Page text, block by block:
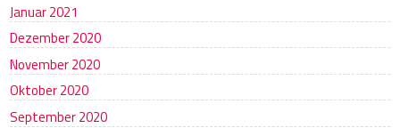
Januar 2021
Dezember 2020
November 2020
Oktober 2020
September 2020